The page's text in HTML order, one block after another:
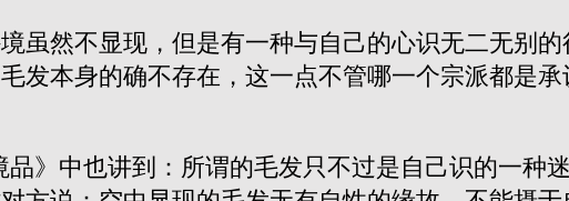
虽然不显现，但是有一种与自己的心识无二无别
发本身的确不存在，这一点不管哪一个宗派都是
品》中也讲到：所谓的毛发只不过是自己识的一